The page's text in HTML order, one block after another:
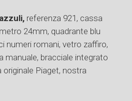
referenza 921, cassa
24mm, quadrante blu
numeri romani, vetro zaffiro,
manuale, bracciale integrato
Piaget, nostra